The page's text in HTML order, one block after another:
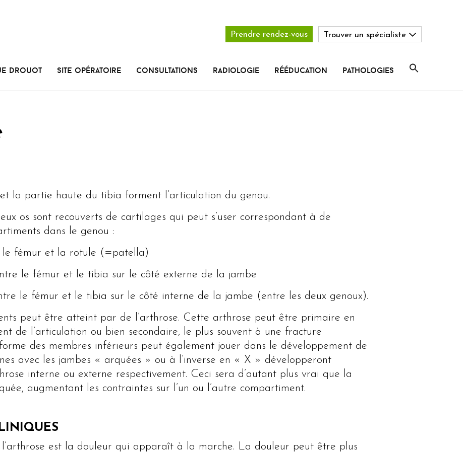
Prendre rendez-vous Trouver un spécialiste
Drouot Site opératoire Consultations radiologie rééducation pathologies
la partie haute du tibia forment l’articulation du genou.
os sont recouverts de cartilages qui peut s’user correspondant à de
dans le genou :
le fémur et la rotule (=patella)
le fémur et le tibia sur le côté externe de la jambe
le fémur et le tibia sur le côté interne de la jambe (entre les deux genoux).
peut être atteint par de l’arthrose. Cette arthrose peut être primaire en
de l’articulation ou bien secondaire, le plus souvent à une fracture
des membres inférieurs peut également jouer dans le développement de
avec les jambes « arquées » ou à l’inverse en « X » développeront
interne ou externe respectivement. Ceci sera d’autant plus vrai que la
augmentant les contraintes sur l’un ou l’autre compartiment.
est la douleur qui apparaît à la marche. La douleur peut être plus